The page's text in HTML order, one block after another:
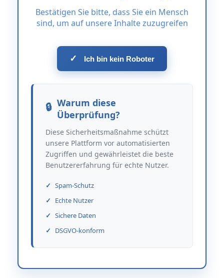
Bestätigen Sie bitte, dass Sie ein Mensch
sind, um auf unsere Inhalte zuzugreifen
✓ Ich bin kein Roboter
Warum diese
Überprüfung?
Diese Sicherheitsmaßnahme schützt
unsere Plattform vor automatisierten
Zugriffen und gewährleistet die beste
Benutzererfahrung für echte Nutzer.
Spam-Schutz
Echte Nutzer
Sichere Daten
DSGVO-konform